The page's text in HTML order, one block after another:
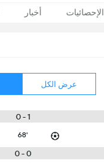
الإحصائيات أخبار
عرض الكل
1 - 0
68'
0 - 0